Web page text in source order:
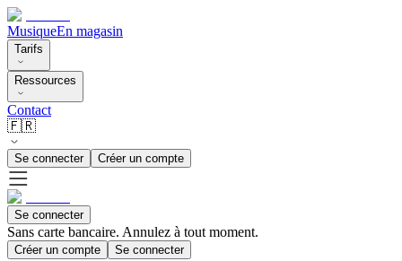
MusiqueEn magasin
Tarifs
Ressources
Contact
🇫🇷
Se connecter Créer un compte
Se connecter
Sans carte bancaire. Annulez à tout moment.
Créer un compte Se connecter